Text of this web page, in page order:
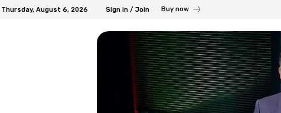
Thursday, August 6, 2026 Sign in / Join Buy now